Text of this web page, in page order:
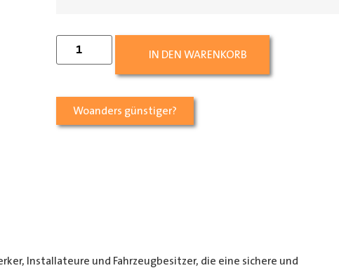
IN DEN WARENKORB
Woanders günstiger?
Installateure und Fahrzeugbesitzer, die eine sichere und